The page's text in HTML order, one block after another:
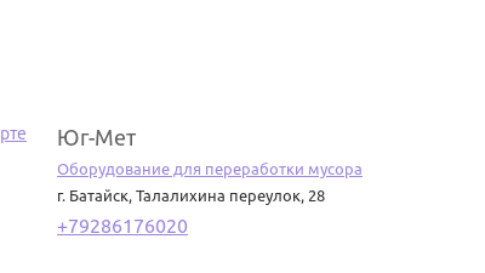
Юг-Мет
Оборудование для переработки мусора
г. Батайск, Талалихина переулок, 28
+79286176020